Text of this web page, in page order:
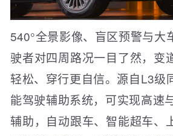
540°全景影像、盲区预警与大
驶者对四周路况一目了然，变
轻松、穿行更自信。源自L3级
能驾驶辅助系统，可实现高速
辅助，自动跟车、智能超车、